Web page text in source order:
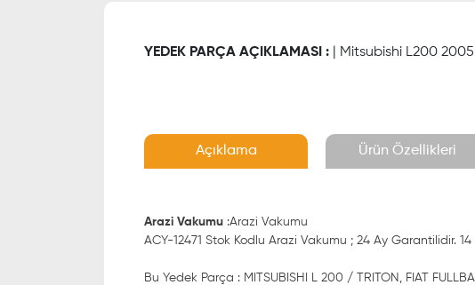
YEDEK PARÇA AÇIKLAMASI : | Mitsubishi L200
Açıklama Ürün Özellikleri
Arazi Vakumu :Arazi Vakumu
ACY-12471 Stok Kodlu Arazi Vakumu ; 24 Ay Garantilidir.
Bu Yedek Parça : MITSUBISHI L 200 / TRITON, FIAT